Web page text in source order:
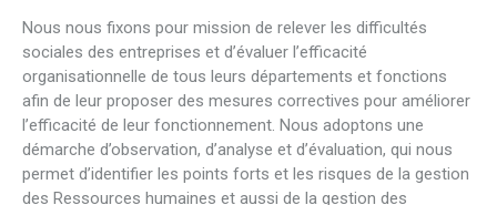
Nous nous fixons pour mission de relever les difficultés
sociales des entreprises et d’évaluer l’efficacité
organisationnelle de tous leurs départements et fonctions
afin de leur proposer des mesures correctives pour améliorer
l’efficacité de leur fonctionnement. Nous adoptons une
démarche d’observation, d’analyse et d’évaluation, qui nous
permet d’identifier les points forts et les risques de la gestion
des Ressources humaines et aussi de la gestion des